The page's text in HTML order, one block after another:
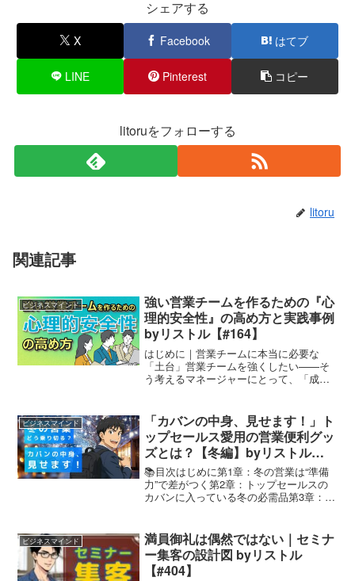
シェアする
X Facebook はてブ
LINE Pinterest コピー
litoruをフォローする
litoru
関連記事
ビジネスマインド
強い営業チームを作るための『心
理的安全性』の高め方と実践事例
byリストル【#164】
はじめに｜営業チームに本当に必要な
「土台」営業チームを強くしたい——そ
う考えるマネージャーにとって、「成
れているのが、「心理的安全性」です。
これは、自分の意見を安心し...
ビジネスマインド
「カバンの中身、見せます！」ト
ップセールス愛用の営業便利グッ
ズとは？【冬編】byリストル
【#337】
📚目次はじめに第1章：冬の営業は“準備
力”で差がつく第2章：トップセールスの
カバンに入っている冬の必需品第3章：外
る“冬ならではの工夫”第5章：健康×営業
成績の密接な...
ビジネスマインド
満員御礼は偶然ではない｜セミナ
ー集客の設計図 byリストル
【#404】